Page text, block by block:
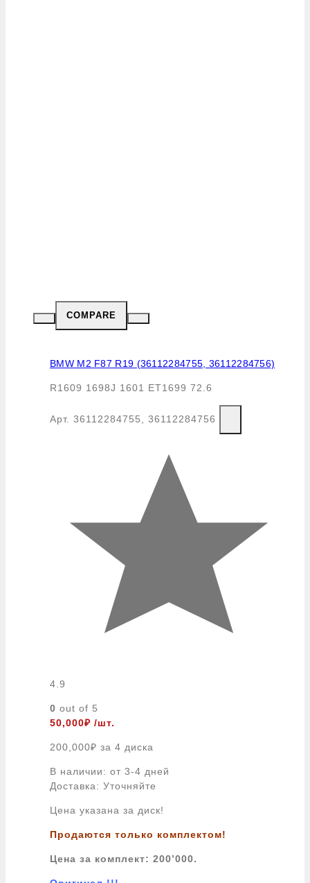
COMPARE
BMW M2 F87 R19 (36112284755, 36112284756)
R1609 1698J 1601 ET1699 72.6
Арт. 36112284755, 36112284756
4.9
0 out of 5
50,000₽ /шт.
200,000₽ за 4 диска
В наличии: от 3-4 дней
Доставка: Уточняйте
Цена указана за диск!
Продаются только комплектом!
Цена за комплект: 200’000.